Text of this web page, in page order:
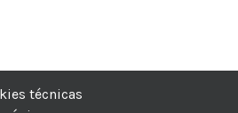
técnicas